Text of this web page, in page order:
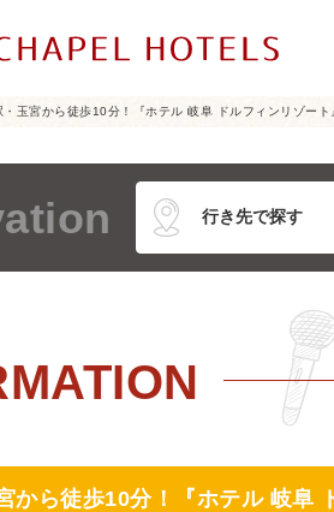
・玉宮から徒歩10分！『ホテル 岐阜 ドルフィンリゾート
から徒歩10分！『ホテル 岐阜